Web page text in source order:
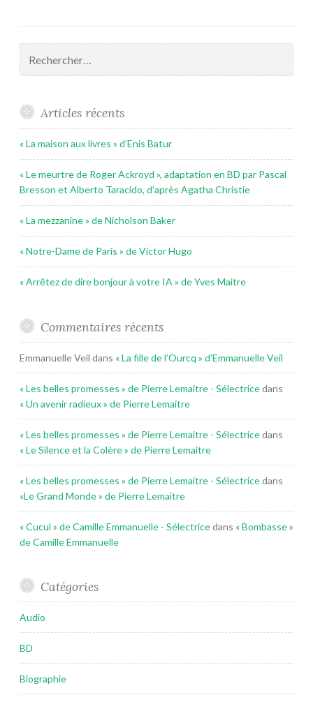
Articles récents
« La maison aux livres » d’Enis Batur
« Le meurtre de Roger Ackroyd », adaptation en BD par Pascal
Bresson et Alberto Taracido, d’après Agatha Christie
« La mezzanine » de Nicholson Baker
« Notre-Dame de Paris » de Victor Hugo
« Arrêtez de dire bonjour à votre IA » de Yves Maitre
Commentaires récents
Emmanuelle Veil dans « La fille de l’Ourcq » d’Emmanuelle Veil
« Les belles promesses » de Pierre Lemaitre - Sélectricedans
« Un avenir radieux » de Pierre Lemaitre
« Les belles promesses » de Pierre Lemaitre - Sélectricedans
« Le Silence et la Colère » de Pierre Lemaitre
« Les belles promesses » de Pierre Lemaitre - Sélectricedans
«Le Grand Monde » de Pierre Lemaitre
« Cucul » de Camille Emmanuelle - Sélectricedans « Bombasse »
de Camille Emmanuelle
Catégories
Audio
BD
Biographie